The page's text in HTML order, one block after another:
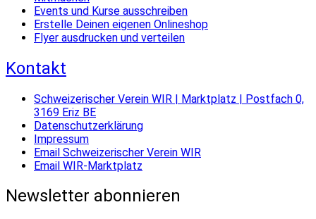
Events und Kurse ausschreiben
Erstelle Deinen eigenen Onlineshop
Flyer ausdrucken und verteilen
Kontakt
Schweizerischer Verein WIR | Marktplatz | Postfach 0,
3169 Eriz BE
Datenschutzerklärung
Impressum
Email Schweizerischer Verein WIR
Email WIR-Marktplatz
Newsletter abonnieren